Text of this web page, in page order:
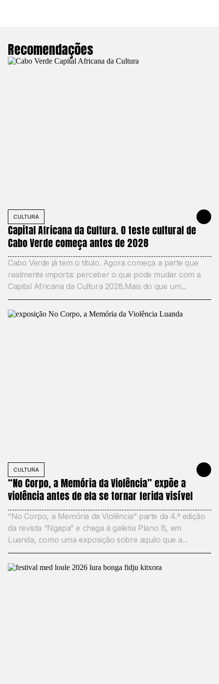
Recomendações
CULTURA 2 DE
Capital Africana da Cultura. O teste cultural de
Cabo Verde começa antes de 2028
Cabo Verde já tem o título. Agora começa a parte que
realmente importa: perceber o que pode mudar com a
Capital Africana da Cultura 2028.Mais do que um...
CULTURA 22 DE
“No Corpo, a Memória da Violência” expõe a
violência antes de ela se tornar ferida visível
“No Corpo, a Memória da Violência” parte da 4.ª edição
da revista “Ngapa” e chega à galeria Plano B, em
Luanda, como uma exposição sobre aquilo que a...